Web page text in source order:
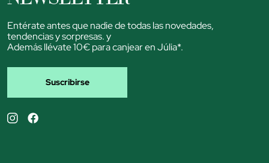
Entérate antes que nadie de todas las novedades,
tendencias y sorpresas. y
Además llévate 10€ para canjear en Júlia*.
Suscribirse